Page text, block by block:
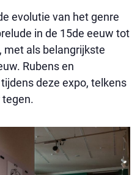
evolutie van het genre
in de 15de eeuw tot
met als belangrijkste
Rubens en
deze expo, telkens